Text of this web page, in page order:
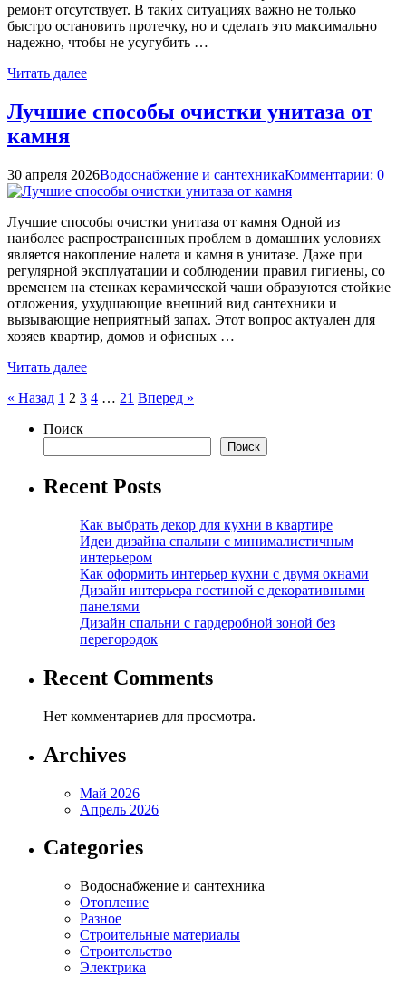
ремонт отсутствует. В таких ситуациях важно не только
быстро остановить протечку, но и сделать это максимально
надежно, чтобы не усугубить …
Читать далее
Лучшие способы очистки унитаза от
камня
30 апреля 2026Водоснабжение и сантехникаКомментарии: 0
Лучшие способы очистки унитаза от камня Одной из
наиболее распространенных проблем в домашних условиях
является накопление налета и камня в унитазе. Даже при
регулярной эксплуатации и соблюдении правил гигиены, со
временем на стенках керамической чаши образуются стойкие
отложения, ухудшающие внешний вид сантехники и
вызывающие неприятный запах. Этот вопрос актуален для
хозяев квартир, домов и офисных …
Читать далее
Пагинация
записей
« Назад 1 2 3 4 … 21 Вперед »
Поиск
Поиск
Recent Posts
Как выбрать декор для кухни в квартире
Идеи дизайна спальни с минималистичным
интерьером
Как оформить интерьер кухни с двумя окнами
Дизайн интерьера гостиной с декоративными
панелями
Дизайн спальни с гардеробной зоной без
перегородок
Recent Comments
Нет комментариев для просмотра.
Archives
Май 2026
Апрель 2026
Categories
Водоснабжение и сантехника
Отопление
Разное
Строительные материалы
Строительство
Электрика